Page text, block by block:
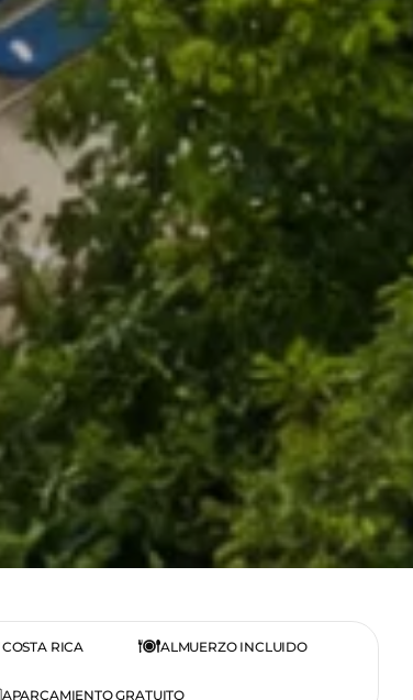
COSTA RICA ALMUERZO INCLUIDO
APARCAMIENTO GRATUITO